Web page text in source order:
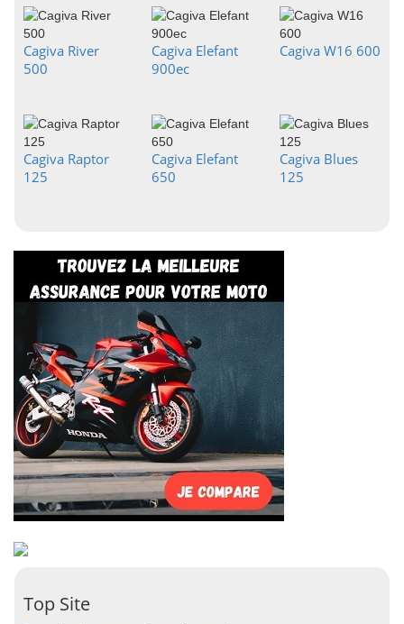
Cagiva River
500
Cagiva Elefant
900ec
Cagiva W16 600
Cagiva Raptor
125
Cagiva Elefant
650
Cagiva Blues
125
Top Site